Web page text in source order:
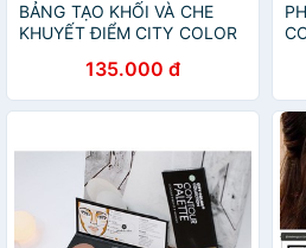
BẢNG TẠO KHỐI VÀ CHE
KHUYẾT ĐIỂM CITY COLOR
CREAM 7ô135.000 đ